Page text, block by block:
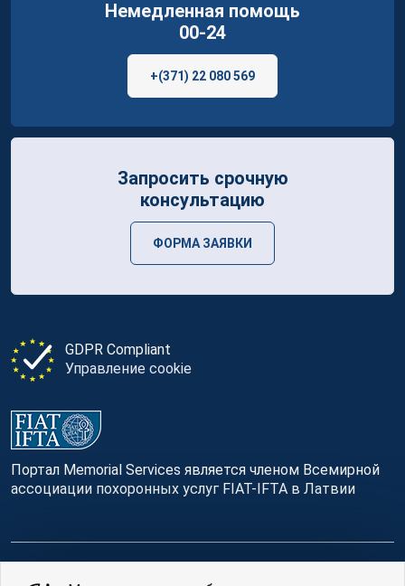
GDPR Compliant
Управление cookie
Портал Memorial Services является членом Всемирной
ассоциации похоронных услуг FIAT-IFTA в Латвии
Немедленная помощь
00-24
+(371) 22 080 569
Запросить срочную
консультацию
ФОРМА ЗАЯВКИ
© Memorial Services, 2016 — 2026 pr3-g